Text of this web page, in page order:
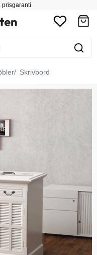
prisgaranti
Skrivbord